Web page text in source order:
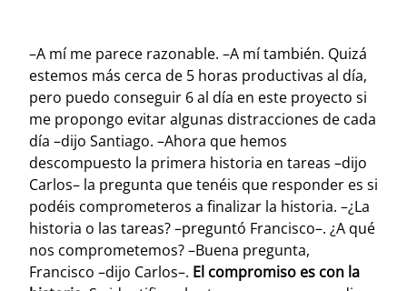
–A mí me parece razonable. –A mí también. Quizá
estemos más cerca de 5 horas productivas al día,
pero puedo conseguir 6 al día en este proyecto si
me propongo evitar algunas distracciones de cada
día –dijo Santiago. –Ahora que hemos
descompuesto la primera historia en tareas –dijo
Carlos– la pregunta que tenéis que responder es si
podéis comprometeros a finalizar la historia. –¿La
historia o las tareas? –preguntó Francisco–. ¿A qué
nos comprometemos? –Buena pregunta,
Francisco –dijo Carlos–. El compromiso es con la